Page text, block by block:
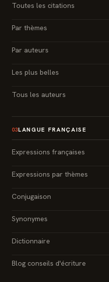
Toutes les citations
Par thèmes
Par auteurs
Les plus belles
Tous les auteurs
03LANGUE FRANÇAISE
Expressions françaises
Expressions par thèmes
Conjugaison
Synonymes
Dictionnaire
Blog conseils d'écriture